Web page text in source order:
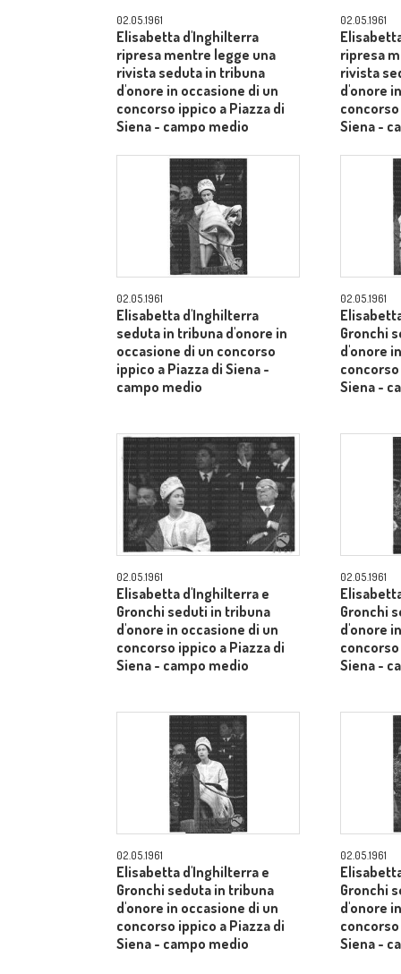
02.05.1961
Elisabetta d'Inghilterra
ripresa mentre legge una
rivista seduta in tribuna
d'onore in occasione di un
concorso ippico a Piazza di
Siena - campo medio
02.05.1961
ripresa
rivista
d'onore
Siena -
02.05.1961
Elisabetta d'Inghilterra
seduta in tribuna d'onore in
occasione di un concorso
ippico a Piazza di Siena -
campo medio
02.05.1961
Gronchi
d'onore
Siena -
02.05.1961
Elisabetta d'Inghilterra e
Gronchi seduti in tribuna
d'onore in occasione di un
concorso ippico a Piazza di
Siena - campo medio
02.05.1961
Gronchi
d'onore
Siena -
02.05.1961
Elisabetta d'Inghilterra e
Gronchi seduta in tribuna
d'onore in occasione di un
concorso ippico a Piazza di
Siena - campo medio
02.05.1961
Gronchi
d'onore
Siena -